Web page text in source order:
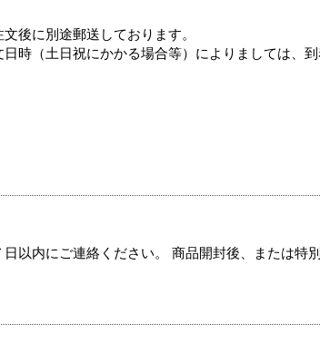
後に別途郵送しております。
時（土日祝にかかる場合等）によりましては、
以内にご連絡ください。 商品開封後、または特